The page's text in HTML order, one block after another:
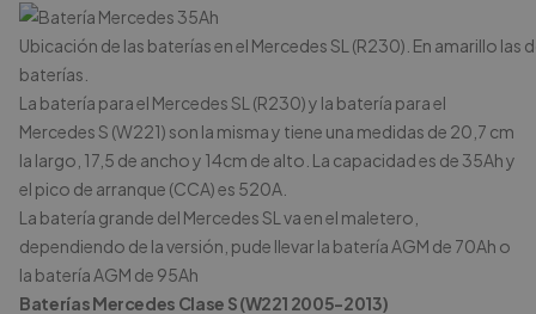
Ubicación de las baterías en el Mercedes SL (R230). En amarillo las
baterías.
La batería para el Mercedes SL (R230) y la batería para el
Mercedes S (W221) son la misma y tiene una medidas de 20,7 cm
la largo, 17,5 de ancho y 14cm de alto. La capacidad es de 35Ah y
el pico de arranque (CCA) es 520A.
La batería grande del Mercedes SL va en el maletero,
dependiendo de la versión, pude llevar la batería AGM de 70Ah o
la batería AGM de 95Ah
Baterías Mercedes Clase S (W221 2005-2013)